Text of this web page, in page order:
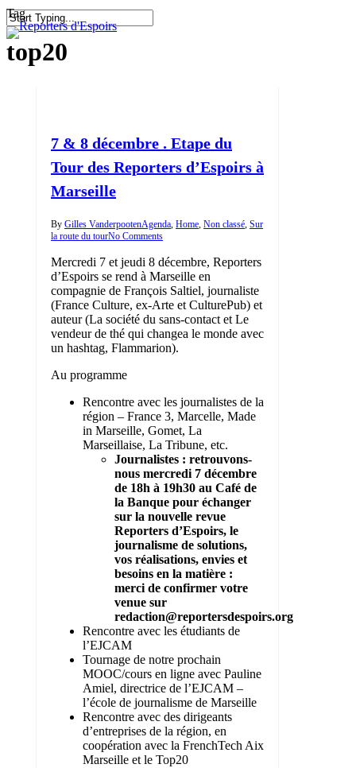
Skip
to
main
content
Close
Search
Tag
top20
7 & 8 décembre . Etape du
Tour des Reporters d’Espoirs à
Marseille
By Gilles VanderpootenAgenda,Home,Non classé,Sur
la route du tourNo Comments
Mercredi 7 et jeudi 8 décembre, Reporters
d’Espoirs se rend à Marseille en
compagnie de François Saltiel, journaliste
(France Culture, ex-Arte et CulturePub) et
auteur (La société du sans-contact et Le
vendeur de thé qui changea le monde avec
un hashtag, Flammarion).
Au programme
Rencontre avec les journalistes de la
région – France 3, Marcelle, Made
in Marseille, Gomet, La
Marseillaise, La Tribune, etc.
Journalistes : retrouvons-
nous mercredi 7 décembre
de 18h à 19h30 au Café de
la Banque pour échanger
surla nouvelle revue
Reporters d’Espoirs, le
journalisme de solutions,
vos réalisations, envies et
besoins en la matière :
merci de confirmer votre
venue sur
redaction@reportersdespoirs.org
Rencontre avec les étudiants de
l’EJCAM
Tournage de notre prochain
MOOC/cours en ligne avec Pauline
Amiel, directrice de l’EJCAM –
l’école de journalisme de Marseille
Rencontre avec des dirigeants
d’entreprises de la région, en
coopération avec la FrenchTech Aix
Marseille et le Top20